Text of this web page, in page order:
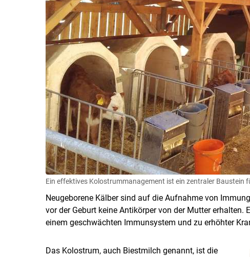
Ein effektives Kolostrummanagement ist ein zentraler Baustein
Neugeborene Kälber sind auf die Aufnahme von
vor der Geburt keine Antikörper von der Mutter
einem geschwächten Immunsystem und zu erhöhter
Das Kolostrum, auch Biestmilch genannt, ist die